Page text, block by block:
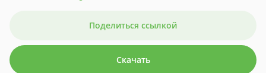
Поделиться ссылкой
Скачать